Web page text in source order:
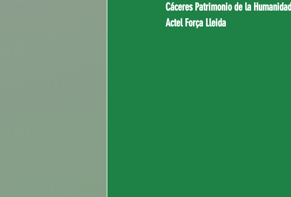
Cáceres Patrimonio de la Humanidad
Actel Força Lleida